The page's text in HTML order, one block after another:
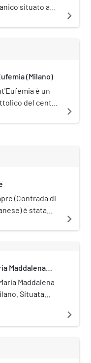
situato a
navigate_next
(Milano)
è un
del centro
lungo corso
navigate_next
(Contrada di
è stata
navigate_next
Maddalena
Maddalena
Situata
navigate_next